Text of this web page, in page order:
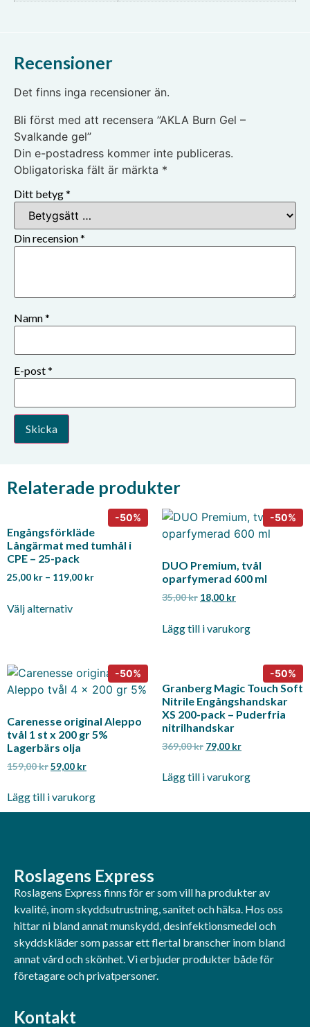
Recensioner
Det finns inga recensioner än.
Bli först med att recensera ”AKLA Burn Gel –
Svalkande gel”
Din e-postadress kommer inte publiceras.
Obligatoriska fält är märkta *
Ditt betyg*
Din recension*
Namn*
E-post*
Relaterade produkter
Engångsförkläde
Långärmat med tumhål i
CPE – 25-pack
25,00 kr – 119,00 kr
Välj alternativ
DUO Premium, tvål
oparfymerad 600 ml
35,00kr 18,00 kr
Lägg till i varukorg
Carenesse original Aleppo
tvål 1 st x 200 gr 5%
Lagerbärs olja
159,00kr59,00 kr
Lägg till i varukorg
Granberg Magic Touch Soft
Nitrile Engångshandskar
XS 200-pack – Puderfria
nitrilhandskar
369,00kr 79,00 kr
Lägg till i varukorg
Roslagens Express
Roslagens Express finns för er som vill ha produkter av
kvalité, inom skyddsutrustning, sanitet och hälsa. Hos oss
hittar ni bland annat munskydd, desinfektionsmedel och
skyddskläder som passar ett flertal branscher inom bland
annat vård och skönhet. Vi erbjuder produkter både för
företagare och privatpersoner.
Kontakt